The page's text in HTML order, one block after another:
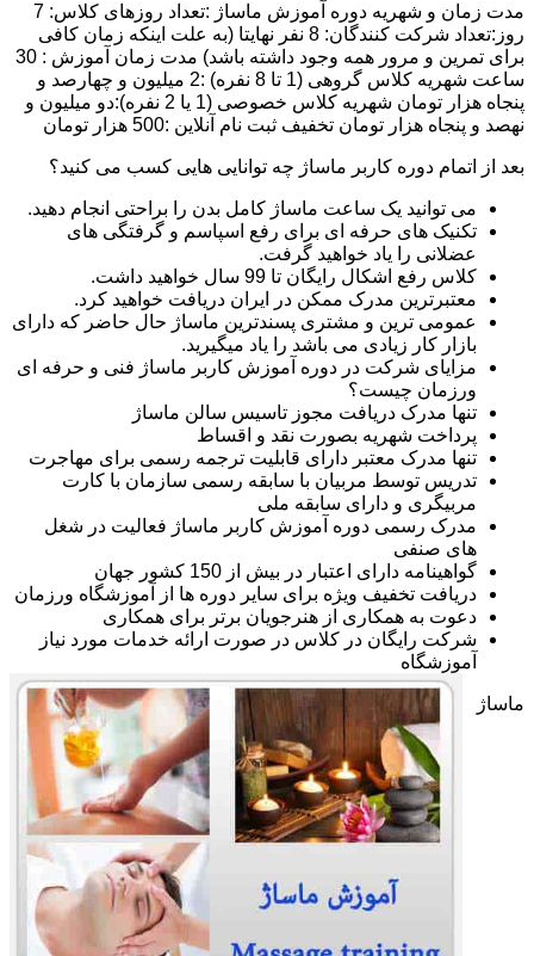
مدت زمان و شهریه دوره آموزش ماساژ :تعداد روزهای کلاس: 7
روز:تعداد شرکت کنندگان: 8 نفر نهایتا (به علت اینکه زمان کافی
برای تمرین و مرور همه وجود داشته باشد) مدت زمان آموزش : 30
ساعت شهریه کلاس گروهی (1 تا 8 نفره) :2 میلیون و چهارصد و
پنجاه هزار تومان شهریه کلاس خصوصی (1 یا 2 نفره):دو میلیون و
نهصد و پنجاه هزار تومان تخفیف ثبت نام آنلاین :500 هزار تومان
بعد از اتمام دوره کاربر ماساژ چه توانایی هایی کسب می کنید؟
می توانید یک ساعت ماساژ کامل بدن را براحتی انجام دهید.
تکنیک های حرفه ای برای رفع اسپاسم و گرفتگی های
عضلانی را یاد خواهید گرفت.
کلاس رفع اشکال رایگان تا 99 سال خواهید داشت.
معتبرترین مدرک ممکن در ایران دریافت خواهید کرد.
عمومی ترین و مشتری پسندترین ماساژ حال حاضر که دارای
بازار کار زیادی می باشد را یاد میگیرید.
مزایای شرکت در دوره آموزش کاربر ماساژ فنی و حرفه ای
ورزمان چیست؟
تنها مدرک دریافت مجوز تاسیس سالن ماساژ
پرداخت شهریه بصورت نقد و اقساط
تنها مدرک معتبر دارای قابلیت ترجمه رسمی برای مهاجرت
تدریس توسط مربیان با سابقه رسمی سازمان با کارت
مربیگری و دارای سابقه ملی
مدرک رسمی دوره آموزش کاربر ماساژ فعالیت در شغل
های صنفی
گواهینامه دارای اعتبار در بیش از 150 کشور جهان
دریافت تخفیف ویژه برای سایر دوره ها از آموزشگاه ورزمان
دعوت به همکاری از هنرجویان برتر برای همکاری
شرکت رایگان در کلاس در صورت ارائه خدمات مورد نیاز
آموزشگاه
ماساژ